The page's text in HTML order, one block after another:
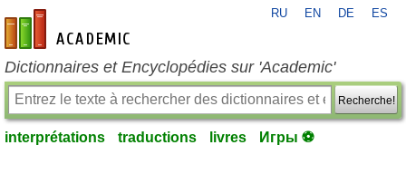
fr-academic.com
RU EN DE ES
Dictionnaires et Encyclopédies sur 'Academic'
Recherche!
interprétations traductions livres Игры ⚽